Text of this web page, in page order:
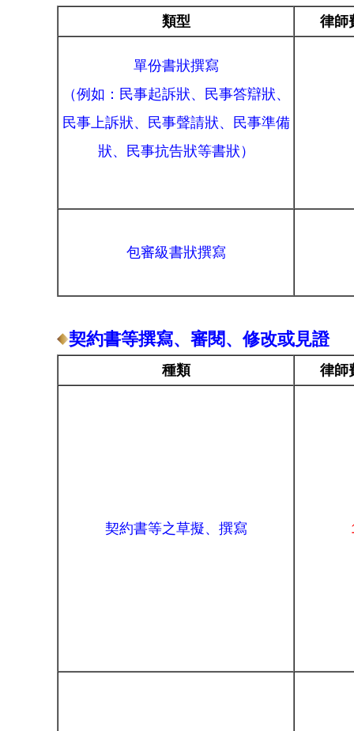
類型 律師
單份書狀撰寫
（例如：民事起訴狀、民事答辯狀、
民事上訴狀、民事聲請狀、民事準備
狀、民事抗告狀等書狀）
包審級書狀撰寫
契約書等撰寫、審閱、修改或見證
種類 律師
契約書等之草擬、撰寫